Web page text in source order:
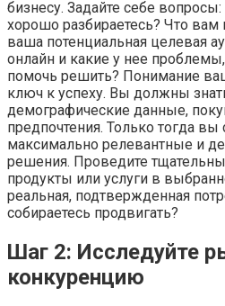
бизнесу. Задайте себе
хорошо разбираетесь? Что вам
ваша потенциальная целевая
онлайн и какие у нее
помочь решить? Понимание
ключ к успеху. Вы должны
демографические данные,
предпочтения. Только тогда
максимально релевантные и
решения. Проведите
продукты или услуги в
реальная, подтвержденная
собираетесь продвигать?
Шаг 2: Исследуйте
конкуренцию